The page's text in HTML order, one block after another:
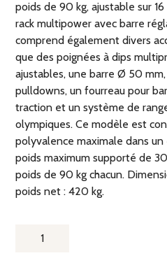
poids de 90 kg, ajustable sur 16
rack multipower avec barre
comprend également divers
que des poignées à dips
ajustables, une barre Ø 50
pulldowns, un fourreau pour
traction et un système de
olympiques. Ce modèle est
polyvalence maximale dans
poids maximum supporté de
poids de 90 kg chacun.
poids net : 420 kg.
QUANTITÉ